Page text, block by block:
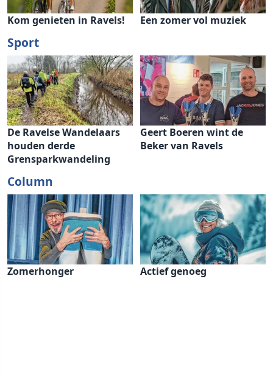
Kom genieten in Ravels! Een zomer vol muziek
Sport
De Ravelse Wandelaars
houden derde
Grensparkwandeling
Geert Boeren wint de
Beker van Ravels
Column
Zomerhonger Actief genoeg